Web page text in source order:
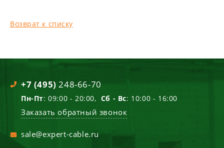
Возврат к списку
+7 (495) 248-66-70
Пн-Пт: 09:00 - 20:00, Сб - Вс: 10:00 - 16:00
Заказать обратный звонок
sale@expert-cable.ru